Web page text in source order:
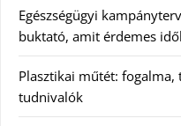
Egészségügyi
buktató, amit érdemes
Plasztikai műtét:
tudnivalók